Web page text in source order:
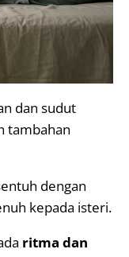
dan sudut
tambahan
dengan
kepada isteri.
ritma dan